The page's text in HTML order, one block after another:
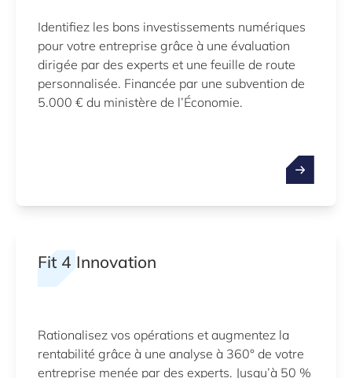
Identifiez les bons investissements numériques
pour votre entreprise grâce à une évaluation
dirigée par des experts et une feuille de route
personnalisée. Financée par une subvention de
5.000 € du ministère de l’Économie.
Fit 4 Innovation
Rationalisez vos opérations et augmentez la
rentabilité grâce à une analyse à 360° de votre
entreprise menée par des experts. Jusqu’à 50 %